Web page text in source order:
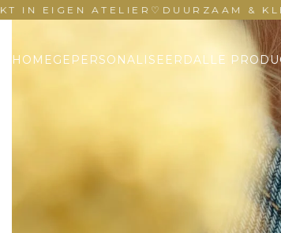
ATELIER ♡DUURZAAM &
HOMEGEPERSONALISEERDALLE